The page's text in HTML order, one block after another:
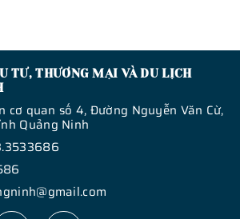
TƯ, THƯƠNG MẠI VÀ DU LỊCH
cơ quan số 4, Đường Nguyễn Văn Cừ,
Quảng Ninh